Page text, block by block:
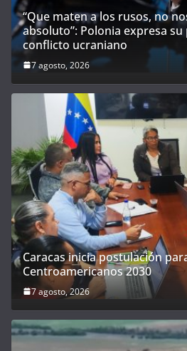
“Que maten a los rusos, no
absoluto”: Polonia expresa
conflicto ucraniano
7 agosto, 2026
Caracas inicia postulación
Centroamericanos 2030
7 agosto, 2026